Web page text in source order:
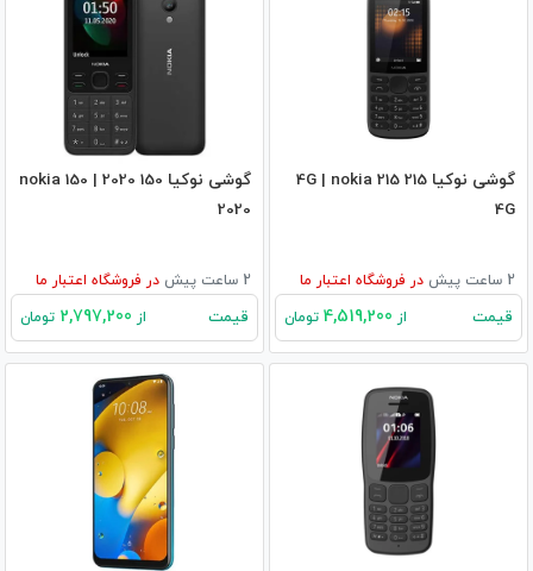
گوشی نوکیا 215 4G | nokia 215
4G
2 ساعت پیش در فروشگاه اعتبار ما
قیمت از تومان
گوشی نوکیا 150 2020 | nokia 150
2020
2 ساعت پیش در فروشگاه اعتبار ما
قیمت از تومان